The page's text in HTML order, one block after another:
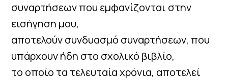
συναρτήσεων που εμφανίζονται στην
εισήγηση μου,
αποτελούν συνδυασμό συναρτήσεων, που
υπάρχουν ήδη στο σχολικό βιβλίο,
το οποίο τα τελευταία χρόνια, αποτελεί